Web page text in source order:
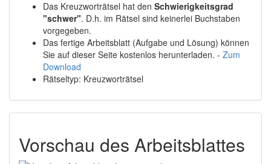
Das Kreuzworträtsel hat den Schwierigkeitsgrad
"schwer". D.h. im Rätsel sind keinerlei Buchstaben
vorgegeben.
Das fertige Arbeitsblatt (Aufgabe und Lösung) können
Sie auf dieser Seite kostenlos herunterladen. - Zum
Download
Rätseltyp: Kreuzworträtsel
Vorschau des Arbeitsblattes